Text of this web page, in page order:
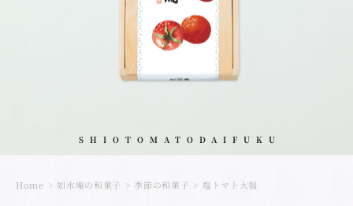
SHIOTOMATODAIFUKU
Home 如水庵の和菓子 季節の和菓子 塩トマト大福